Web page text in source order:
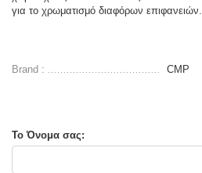
για το χρωματισμό διαφόρων επιφανειών.
Brand : CMP
Το Όνομα σας: